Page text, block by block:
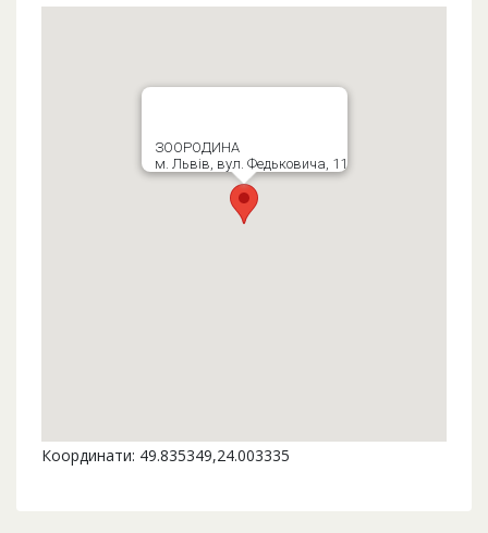
ЗООРОДИНА
м. Львів, вул. Федьковича, 11
Координати: 49.835349,24.003335